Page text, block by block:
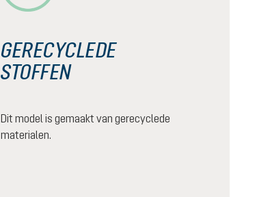
GERECYCLEDE
STOFFEN
Dit model is gemaakt van gerecyclede
materialen.